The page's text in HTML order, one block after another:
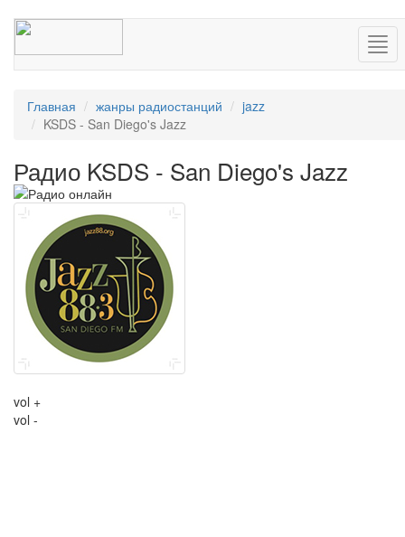
Главная жанры радиостанций
jazz
KSDS - San Diego's Jazz
Радио KSDS - San Diego's Jazz
vol +
vol -